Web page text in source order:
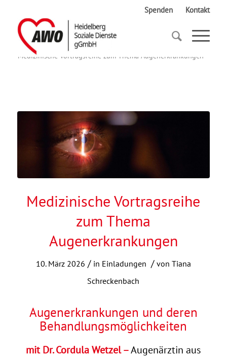
Spenden Kontakt
Startseite
Medizinische Vortragsreihe zum Thema Augenerkrankungen
Medizinische Vortragsreihe
zum Thema
Augenerkrankungen
10. März 2026 / in Einladungen / von Tiana
Schreckenbach
Augenerkrankungen und deren
Behandlungsmöglichkeiten
mit Dr. Cordula Wetzel –Augenärztin aus